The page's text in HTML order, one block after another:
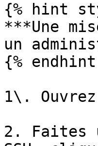
{% hint
***Une
un
{%
1\.
2. Faites